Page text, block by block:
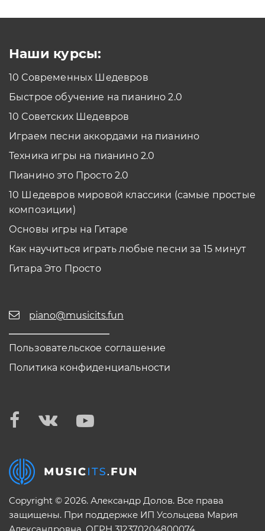
Как проходить задания в тренажерах с
помощью Планшета/телефона?
Наши курсы:
10 Современных Шедевров
Быстрое обучение на пианино 2.0
10 Советских Шедевров
Играем песни аккордами на пианино
Техника игры на пианино 2.0
Пианино это Просто 2.0
10 Шедевров мировой классики (самые простые
композиции)
Основы игры на Гитаре
Как научиться играть любые песни за 15 минут
Гитара Это Просто
piano@musicits.fun
Пользовательское соглашение
Политика конфиденциальности
Copyright © 2026. Александр Долов. Все права
защищены. При поддержке ИП Усольцева Мария